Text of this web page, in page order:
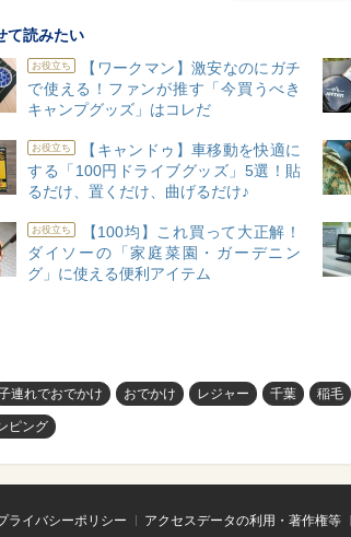
て読みたい
お役立ち
【ワークマン】激安なのにガチ
で使える！ファンが推す「今買うべき
キャンプグッズ」はコレだ
お役立ち
【キャンドゥ】車移動を快適に
する「100円ドライブグッズ」5選！貼
るだけ、置くだけ、曲げるだけ♪
お役立ち
【100均】これ買って大正解！
ダイソーの「家庭菜園・ガーデニン
グ」に使える便利アイテム
連れでおでかけ おでかけ レジャー 千葉 稲毛
ピング
ライバシーポリシー アクセスデータの利用・著作権等